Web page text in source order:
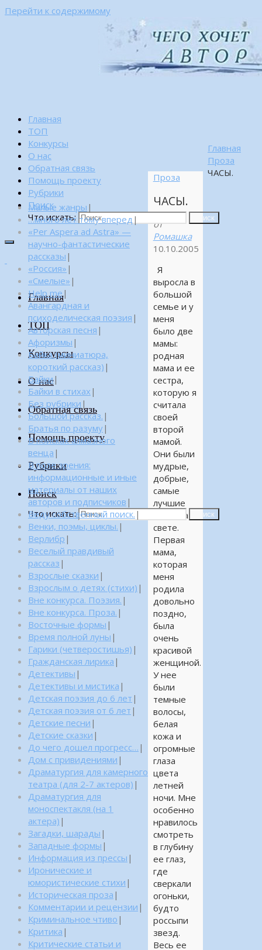
Перейти к содержимому
Главная
ТОП
Конкурсы
О нас
Обратная связь
Помощь проекту
Рубрики
Поиск
Что искать:
Поиск
Главная
ТОП
Конкурсы
О нас
Обратная связь
Помощь проекту
Рубрики
Поиск
Что искать: Поиск
Главная
Проза
ЧАСЫ.
Проза
ЧАСЫ.
от
Ромашка
10.10.2005
Я
выросла в
большой
семье и у
меня
было две
мамы:
родная
мама и ее
сестра,
которую я
считала
своей
второй
мамой.
Они были
мудрые,
добрые,
самые
лучшие
мамы на
свете.
Первая
мама,
которая
меня
родила
довольно
поздно,
была
очень
красивой
женщиной.
У нее
были
темные
волосы,
белая
кожа и
огромные
глаза
цвета
летней
ночи. Мне
особенно
нравилось
смотреть
в глубину
ее глаз,
где
сверкали
огоньки,
будто
россыпи
звезд.
Весь ее
Малые жанры |
…много лет тому вперед |
«Per Aspera ad Astra» —
научно-фантастические
рассказы |
«Россия» |
«Смелые» |
Help me|
Авангардная и
психоделическая поэзия |
Авторская песня |
Афоризмы |
Байка (миниатюра,
короткий рассказ) |
Байки|
Байки в стихах |
Без рубрики |
Большой рассказ. |
Братья по разуму|
В поисках алмазного
венца |
В поле зрения:
информационные и иные
материалы от наших
авторов и подписчиков |
Веду собственный поиск. |
Венки, поэмы, циклы. |
Верлибр |
Веселый правдивый
рассказ |
Взрослые сказки |
Взрослым о детях (стихи) |
Вне конкурса. Поэзия. |
Вне конкурса. Проза. |
Восточные формы |
Время полной луны |
Гарики (четверостишья) |
Гражданская лирика |
Детективы |
Детективы и мистика |
Детская поэзия до 6 лет |
Детская поэзия от 6 лет |
Детские песни |
Детские сказки |
До чего дошел прогресс… |
Дом с привидениями |
Драматургия для камерного
театра (для 2-7 актеров) |
Драматургия для
моноспектакля (на 1
актера) |
Загадки, шарады |
Западные формы |
Информация из прессы |
Иронические и
юмористические стихи |
Историческая проза |
Комментарии и рецензии |
Криминальное чтиво |
Критика |
Критические статьи и